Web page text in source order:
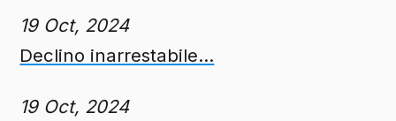
19 Oct, 2024
Declino inarrestabile...
19 Oct, 2024